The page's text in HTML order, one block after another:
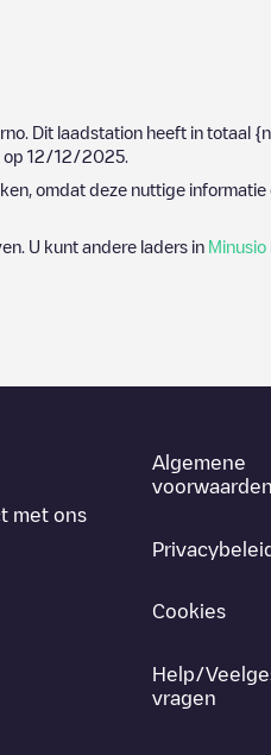
. Dit laadstation heeft in totaal
op 12/12/2025
omdat deze nuttige
U kunt andere laders in Minusio
met ons
Algemene
voorwaarden
Cookies
Help/
vragen